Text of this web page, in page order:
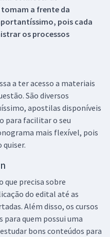
a frente da
pois cada
os processos
a ter acesso a materiais
São diversos
apostilas disponíveis
para facilitar o seu
mais flexível, pois
quiser.
que precisa sobre
do edital até as
Além disso, os cursos
para quem possui uma
bons conteúdos para